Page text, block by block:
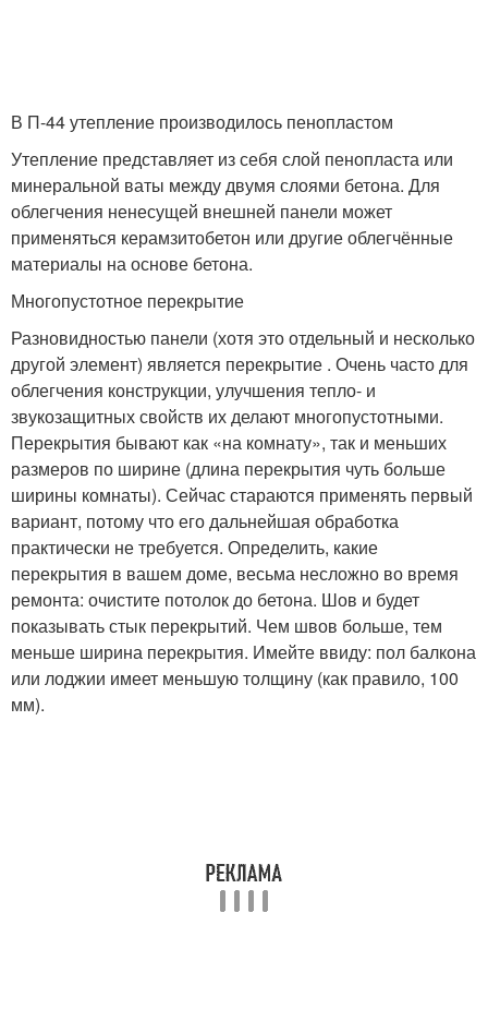
В П-44 утепление производилось пенопластом
Утепление представляет из себя слой пенопласта или
минеральной ваты между двумя слоями бетона. Для
облегчения ненесущей внешней панели может
применяться керамзитобетон или другие облегчённые
материалы на основе бетона.
Многопустотное перекрытие
Разновидностью панели (хотя это отдельный и несколько
другой элемент) является перекрытие . Очень часто для
облегчения конструкции, улучшения тепло- и
звукозащитных свойств их делают многопустотными.
Перекрытия бывают как «на комнату», так и меньших
размеров по ширине (длина перекрытия чуть больше
ширины комнаты). Сейчас стараются применять первый
вариант, потому что его дальнейшая обработка
практически не требуется. Определить, какие
перекрытия в вашем доме, весьма несложно во время
ремонта: очистите потолок до бетона. Шов и будет
показывать стык перекрытий. Чем швов больше, тем
меньше ширина перекрытия. Имейте ввиду: пол балкона
или лоджии имеет меньшую толщину (как правило, 100
мм).